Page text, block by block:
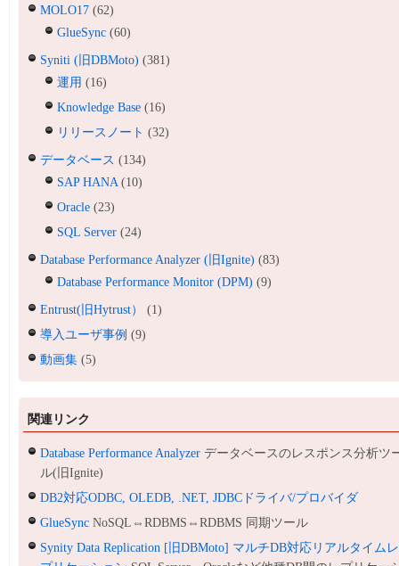
MOLO17 (62)
GlueSync (60)
Syniti (旧DBMoto) (381)
運用 (16)
Knowledge Base (16)
リリースノート (32)
データベース (134)
SAP HANA(10)
Oracle (23)
SQL Server (24)
Database Performance Analyzer (旧Ignite) (83)
Database Performance Monitor (DPM) (9)
Entrust(旧Hytrust）
(1)
導入ユーザ事例 (9)
動画集 (5)
関連リンク
Database Performance Analyzer データベースのレスポンス分析ツ
ル(旧Ignite)
DB2対応ODBC, OLEDB, .NET, JDBCドライバ/プロバイダ
GlueSync NoSQL⇔RDBMS⇔RDBMS 同期ツール
Synity Data Replication [旧DBMoto] マルチDB対応リアルタイムレ